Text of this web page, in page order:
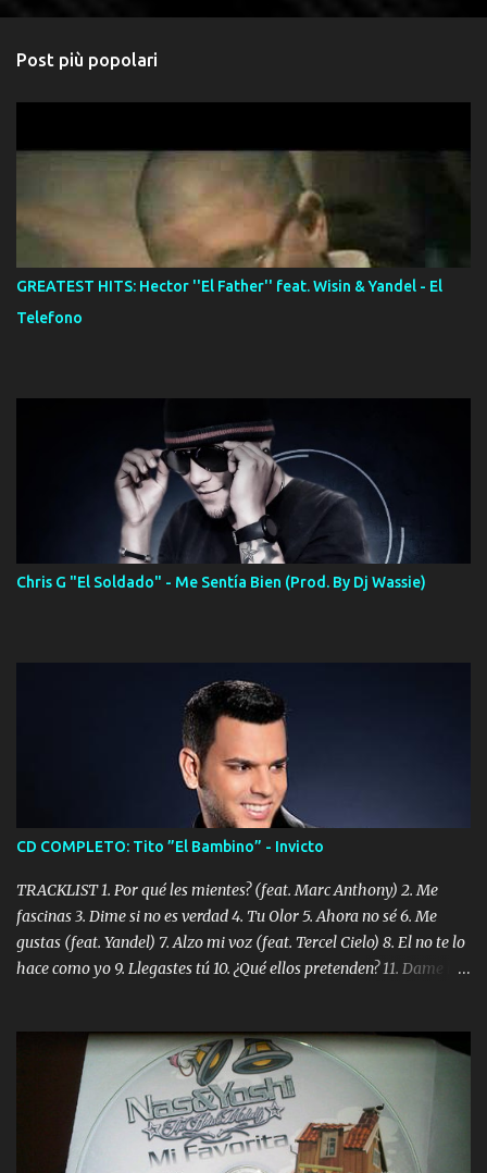
Post più popolari
GREATEST HITS: Hector ''El Father'' feat. Wisin & Yandel - El
Telefono
Chris G "El Soldado" - Me Sentía Bien (Prod. By Dj Wassie)
CD COMPLETO: Tito ”El Bambino” - Invicto
TRACKLIST 1. Por qué les mientes? (feat. Marc Anthony) 2. Me
fascinas 3. Dime si no es verdad 4. Tu Olor 5. Ahora no sé 6. Me
gustas (feat. Yandel) 7. Alzo mi voz (feat. Tercel Cielo) 8. El no te lo
hace como yo 9. Llegastes tú 10. ¿Qué ellos pretenden? 11. Dame la
Digital Booklet – Invicto ----------------------------- Nota:
Album proposto al massimo della qualità in formato iTunes Plus
AAC M4A; comprato su iTunes e a disposizione vostra per il
download. REGGAETON ITALIA Nosotros Somos Los Del
Momento!